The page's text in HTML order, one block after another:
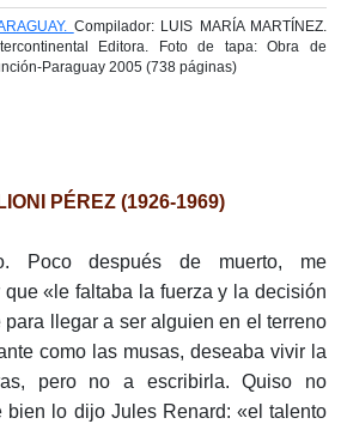
Compilador: LUIS MARÍA MARTÍNEZ.
Editora. Foto de tapa: Obra de
Paraguay 2005 (738 páginas)
PÉREZ (1926-1969)
Poco después de muerto, me
«le faltaba la fuerza y la decisión
llegar a ser alguien en el terreno
como las musas, deseaba vivir la
pero no a escribirla. Quiso no
bien lo dijo Jules Renard: «el talento